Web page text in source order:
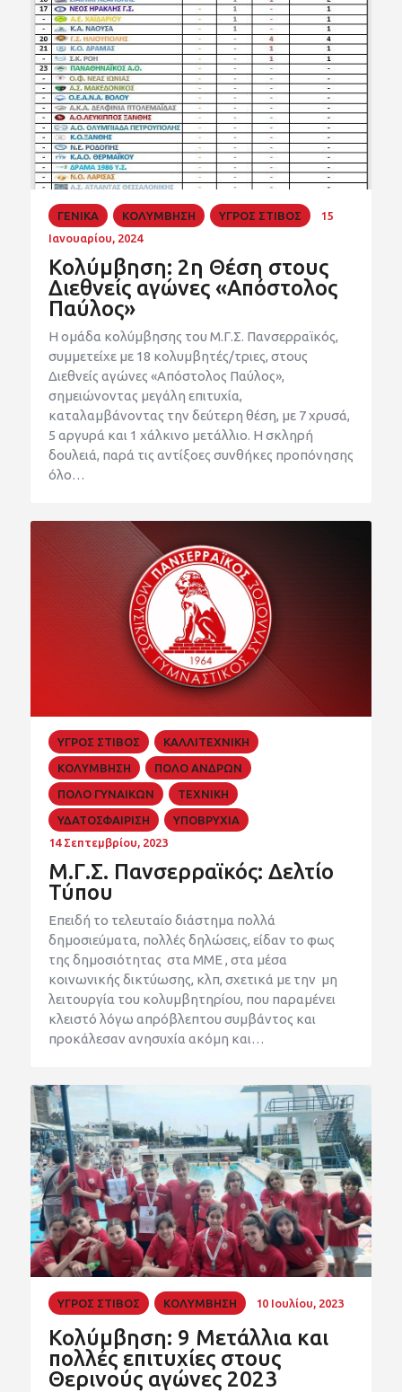
ΓΕΝΙΚΑ ΚΟΛΥΜΒΗΣΗ ΥΓΡΟΣ ΣΤΙΒΟΣ
15
Ιανουαρίου, 2024
Κολύμβηση: 2η Θέση στους
Διεθνείς αγώνες «Απόστολος
Παύλος»
Η ομάδα κολύμβησης του Μ.Γ.Σ. Πανσερραϊκός,
συμμετείχε με 18 κολυμβητές/τριες, στους
Διεθνείς αγώνες «Απόστολος Παύλος»,
σημειώνοντας μεγάλη επιτυχία,
καταλαμβάνοντας την δεύτερη θέση, με 7 χρυσά,
5 αργυρά και 1 χάλκινο μετάλλιο. Η σκληρή
δουλειά, παρά τις αντίξοες συνθήκες προπόνησης
όλο…
ΥΓΡΟΣ ΣΤΙΒΟΣ ΚΑΛΛΙΤΕΧΝΙΚΗ
ΚΟΛΥΜΒΗΣΗ ΠΟΛΟ ΑΝΔΡΩΝ
ΠΟΛΟ ΓΥΝΑΙΚΩΝ ΤΕΧΝΙΚΗ
ΥΔΑΤΟΣΦΑΙΡΙΣΗ
ΥΠΟΒΡΥΧΙΑ
14 Σεπτεμβρίου, 2023
Μ.Γ.Σ. Πανσερραϊκός: Δελτίο
Τύπου
Επειδή το τελευταίο διάστημα πολλά
δημοσιεύματα, πολλές δηλώσεις, είδαν το φως
της δημοσιότητας στα ΜΜΕ , στα μέσα
κοινωνικής δικτύωσης, κλπ, σχετικά με την μη
λειτουργία του κολυμβητηρίου, που παραμένει
κλειστό λόγω απρόβλεπτου συμβάντος και
προκάλεσαν ανησυχία ακόμη και…
ΥΓΡΟΣ ΣΤΙΒΟΣ ΚΟΛΥΜΒΗΣΗ 10 Ιουλίου, 2023
Κολύμβηση: 9 Μετάλλια και
πολλές επιτυχίες στους
Θερινούς αγώνες 2023